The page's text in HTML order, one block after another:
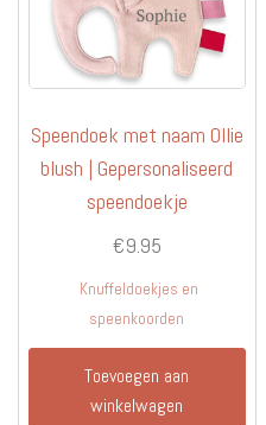
Speendoek met naam Ollie
blush | Gepersonaliseerd
speendoekje
€9.95
Knuffeldoekjes en
speenkoorden
Toevoegen aan
winkelwagen